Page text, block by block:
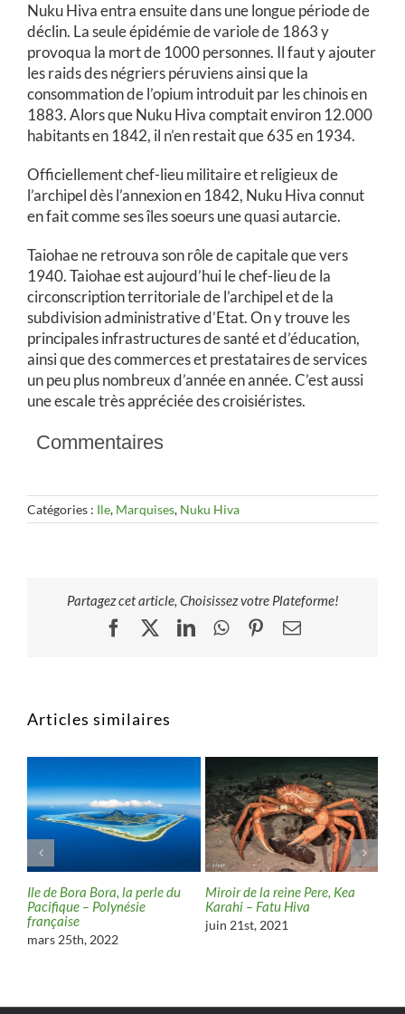
Nuku Hiva entra ensuite dans une longue période de
déclin. La seule épidémie de variole de 1863 y
provoqua la mort de 1000 personnes. Il faut y ajouter
les raids des négriers péruviens ainsi que la
consommation de l’opium introduit par les chinois en
1883. Alors que Nuku Hiva comptait environ 12.000
habitants en 1842, il n’en restait que 635 en 1934.
Officiellement chef-lieu militaire et religieux de
l’archipel dès l’annexion en 1842, Nuku Hiva connut
en fait comme ses îles soeurs une quasi autarcie.
Taiohae ne retrouva son rôle de capitale que vers
1940. Taiohae est aujourd’hui le chef-lieu de la
circonscription territoriale de l’archipel et de la
subdivision administrative d’Etat. On y trouve les
principales infrastructures de santé et d’éducation,
ainsi que des commerces et prestataires de services
un peu plus nombreux d’année en année. C’est aussi
une escale très appréciée des croisiéristes.
Commentaires
Catégories : Ile, Marquises, Nuku Hiva
Partagez cet article, Choisissez votre Plateforme!
Facebook
X LinkedInWhatsApp
Pinterest
Email
Articles similaires
Ile de Bora Bora, la perle du
Pacifique – Polynésie
française
mars 25th, 2022
Miroir de la reine Pere, Kea
Karahi – Fatu Hiva
juin 21st, 2021